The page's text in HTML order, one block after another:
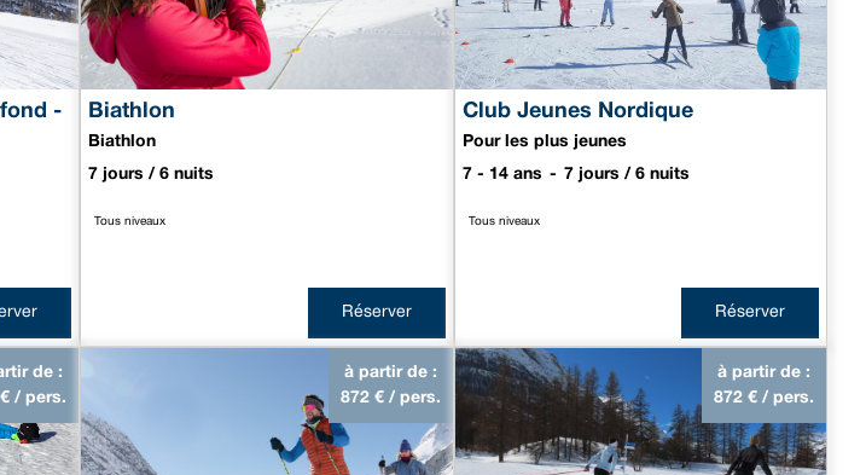
-
Biathlon
Biathlon
7 jours / 6 nuits
Tous niveaux
Réserver
Club Jeunes Nordique
Pour les plus jeunes
7 - 14 ans 7 jours / 6 nuits
Tous niveaux
Réserver
de :
€ / pers.
à partir de :
872 € / pers.
à partir de :
872 € / pers.